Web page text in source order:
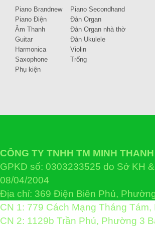
Piano Brandnew
Piano Secondhand
Piano Điện
Đàn Organ
Âm Thanh
Đàn Organ nhà thờ
Guitar
Đàn Ukulele
Harmonica
Violin
Saxophone
Trống
Phụ kiện
CÔNG TY TNHH TM MINH THANH
GPKD số: 0303233525 do Sở KH
08/04/2004
Địa chỉ: 369 Điện Biên Phủ,
CN 1: 779 Cách Mạng Tháng
CN 2: 1129b Trần Phú, Phường 3